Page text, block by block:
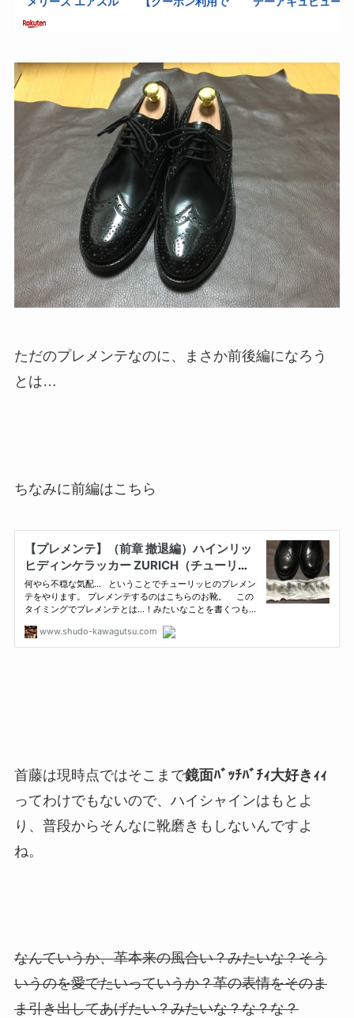
ただのプレメンテなのに、まさか前後編になろう
とは…
ちなみに前編はこちら
首藤は現時点ではそこまで鏡面ﾊﾞｯﾁﾊﾞﾁｨ大好きｨｨ
ってわけでもないので、ハイシャインはもとよ
り、普段からそんなに靴磨きもしないんですよ
ね。
なんていうか、革本来の風合い？みたいな？そう
いうのを愛でたいっていうか？革の表情をそのま
ま引き出してあげたい？みたいな？な？な？